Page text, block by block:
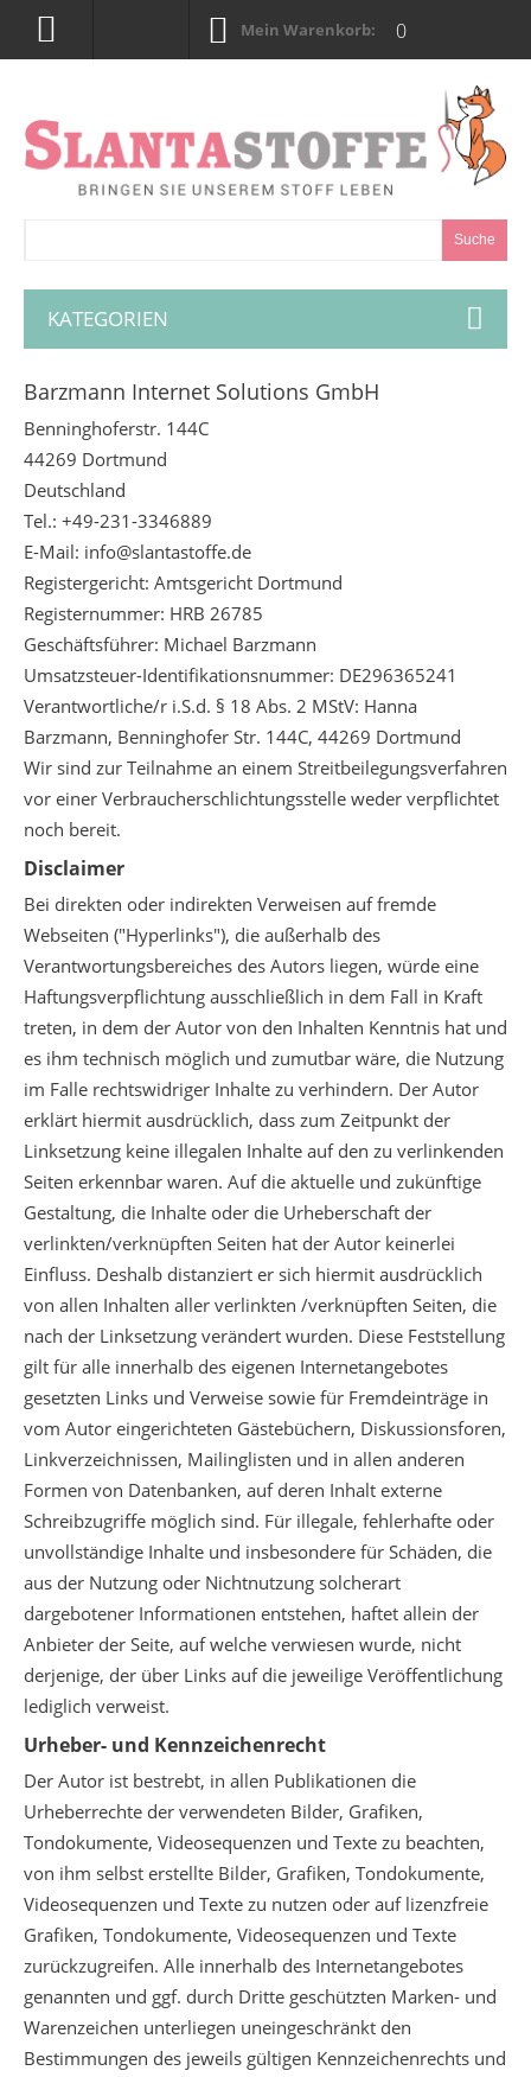
Mein Warenkorb: 0
Suche
KATEGORIEN
Barzmann Internet Solutions GmbH
Benninghoferstr. 144C
44269 Dortmund
Deutschland
Tel.: +49-231-3346889
E-Mail: info@slantastoffe.de
Registergericht: Amtsgericht Dortmund
Registernummer: HRB 26785
Geschäftsführer: Michael Barzmann
Umsatzsteuer-Identifikationsnummer: DE296365241
Verantwortliche/r i.S.d. § 18 Abs. 2 MStV: Hanna
Barzmann, Benninghofer Str. 144C, 44269 Dortmund
Wir sind zur Teilnahme an einem Streitbeilegungsverfahren
vor einer Verbraucherschlichtungsstelle weder verpflichtet
noch bereit.
Disclaimer
Bei direkten oder indirekten Verweisen auf fremde
Webseiten ("Hyperlinks"), die außerhalb des
Verantwortungsbereiches des Autors liegen, würde eine
Haftungsverpflichtung ausschließlich in dem Fall in Kraft
treten, in dem der Autor von den Inhalten Kenntnis hat und
es ihm technisch möglich und zumutbar wäre, die Nutzung
im Falle rechtswidriger Inhalte zu verhindern. Der Autor
erklärt hiermit ausdrücklich, dass zum Zeitpunkt der
Linksetzung keine illegalen Inhalte auf den zu verlinkenden
Seiten erkennbar waren. Auf die aktuelle und zukünftige
Gestaltung, die Inhalte oder die Urheberschaft der
verlinkten/verknüpften Seiten hat der Autor keinerlei
Einfluss. Deshalb distanziert er sich hiermit ausdrücklich
von allen Inhalten aller verlinkten /verknüpften Seiten, die
nach der Linksetzung verändert wurden. Diese Feststellung
gilt für alle innerhalb des eigenen Internetangebotes
gesetzten Links und Verweise sowie für Fremdeinträge in
vom Autor eingerichteten Gästebüchern, Diskussionsforen,
Linkverzeichnissen, Mailinglisten und in allen anderen
Formen von Datenbanken, auf deren Inhalt externe
Schreibzugriffe möglich sind. Für illegale, fehlerhafte oder
unvollständige Inhalte und insbesondere für Schäden, die
aus der Nutzung oder Nichtnutzung solcherart
dargebotener Informationen entstehen, haftet allein der
Anbieter der Seite, auf welche verwiesen wurde, nicht
derjenige, der über Links auf die jeweilige Veröffentlichung
lediglich verweist.
Urheber- und Kennzeichenrecht
Der Autor ist bestrebt, in allen Publikationen die
Urheberrechte der verwendeten Bilder, Grafiken,
Tondokumente, Videosequenzen und Texte zu beachten,
von ihm selbst erstellte Bilder, Grafiken, Tondokumente,
Videosequenzen und Texte zu nutzen oder auf lizenzfreie
Grafiken, Tondokumente, Videosequenzen und Texte
zurückzugreifen. Alle innerhalb des Internetangebotes
genannten und ggf. durch Dritte geschützten Marken- und
Warenzeichen unterliegen uneingeschränkt den
Bestimmungen des jeweils gültigen Kennzeichenrechts und